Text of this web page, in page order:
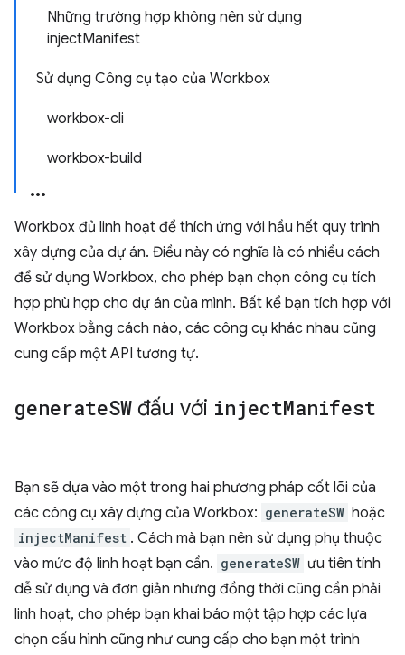
Những trường hợp không nên sử dụng
injectManifest
Sử dụng Công cụ tạo của Workbox
workbox-cli
workbox-build
Workbox đủ linh hoạt để thích ứng với hầu hết quy trình
xây dựng của dự án. Điều này có nghĩa là có nhiều cách
để sử dụng Workbox, cho phép bạn chọn công cụ tích
hợp phù hợp cho dự án của mình. Bất kể bạn tích hợp với
Workbox bằng cách nào, các công cụ khác nhau cũng
cung cấp một API tương tự.
generateSW đấu với injectManifest
Bạn sẽ dựa vào một trong hai phương pháp cốt lõi của
các công cụ xây dựng của Workbox: generateSW hoặc
injectManifest . Cách mà bạn nên sử dụng phụ thuộc
vào mức độ linh hoạt bạn cần. generateSW ưu tiên tính
dễ sử dụng và đơn giản nhưng đồng thời cũng cần phải
linh hoạt, cho phép bạn khai báo một tập hợp các lựa
chọn cấu hình cũng như cung cấp cho bạn một trình